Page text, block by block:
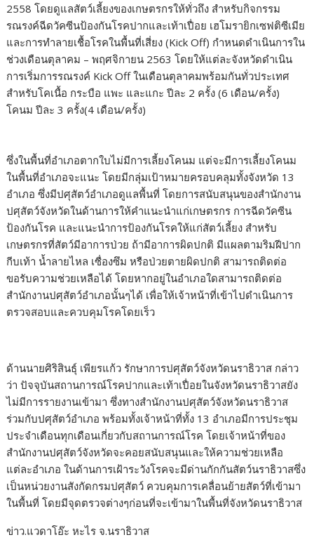
2558 โดยดูแลสัตว์เลี้ยงของเกษตรกรให้ทั่วถึง สำหรับกิจกรรม
รณรงค์ฉีดวัคซีนป้องกันโรคปากและเท้าเปื่อย เฮโมรายิกเซฟติซีเมีย
และการทำลายเชื้อโรคในพื้นที่เสี่ยง (Kick Off) กำหนดดำเนินการใน
ช่วงเดือนตุลาคม – พฤศจิกายน 2563 โดยให้แต่ละจังหวัดดำเนิน
การเริ่มการรณรงค์ Kick Off ในเดือนตุลาคมพร้อมกันทั่วประเทศ
สำหรับโคเนื้อ กระบือ แพะ และแกะ ปีละ 2 ครั้ง (6 เดือน/ครั้ง)
โคนม ปีละ 3 ครั้ง(4 เดือน/ครั้ง)
ซึ่งในพื้นที่อำเภอตากใบไม่มีการเลี้ยงโคนม แต่จะมีการเลี้ยงโคนม
ในพื้นที่อำเภอจะแนะ โดยมีกลุ่มเป้าหมายครอบคลุมทั้งจังหวัด 13
อำเภอ ซึ่งมีปศุสัตว์อำเภอดูแลพื้นที่ โดยการสนับสนุนของสำนักงาน
ปศุสัตว์จังหวัดในด้านการให้คำแนะนำแก่เกษตรกร การฉีดวัคซีน
ป้องกันโรค และแนะนำการป้องกันโรคให้แก่สัตว์เลี้ยง สำหรับ
เกษตรกรที่สัตว์มีอาการป่วย ถ้ามีอาการผิดปกติ มีแผลตามริมฝีปาก
กีบเท้า น้ำลายไหล เซื่องซึม หรือป่วยตายผิดปกติ สามารถติดต่อ
ขอรับความช่วยเหลือได้ โดยหากอยู่ในอำเภอใดสามารถติดต่อ
สำนักงานปศุสัตว์อำเภอนั้นๆได้ เพื่อให้เจ้าหน้าที่เข้าไปดำเนินการ
ตรวจสอบและควบคุมโรคโดยเร็ว
ด้านนายศิริสินธุ์ เพียรแก้ว รักษาการปศุสัตว์จังหวัดนราธิวาส กล่าว
ว่า ปัจจุบันสถานการณ์โรคปากและเท้าเปื่อยในจังหวัดนราธิวาสยัง
ไม่มีการรายงานเข้ามา ซึ่งทางสำนักงานปศุสัตว์จังหวัดนราธิวาส
ร่วมกับปศุสัตว์อำเภอ พร้อมทั้งเจ้าหน้าที่ทั้ง 13 อำเภอมีการประชุม
ประจำเดือนทุกเดือนเกี่ยวกับสถานการณ์โรค โดยเจ้าหน้าที่ของ
สำนักงานปศุสัตว์จังหวัดจะคอยสนับสนุนและให้ความช่วยเหลือ
แต่ละอำเภอ ในด้านการเฝ้าระวังโรคจะมีด่านกักกันสัตว์นราธิวาสซึ่ง
เป็นหน่วยงานสังกัดกรมปศุสัตว์ ควบคุมการเคลื่อนย้ายสัตว์ที่เข้ามา
ในพื้นที่ โดยมีจุดตรวจต่างๆก่อนที่จะเข้ามาในพื้นที่จังหวัดนราธิวาส
ข่าว.แวดาโอ๊ะ หะไร จ.นราธิวาส